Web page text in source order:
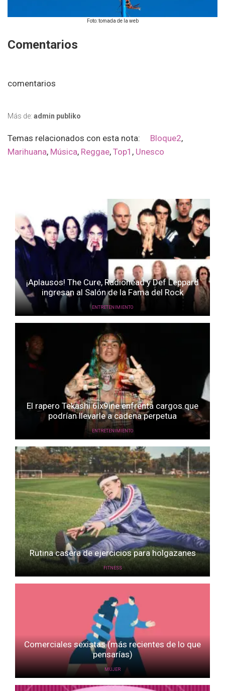
Foto: tomada de la web
Comentarios
comentarios
Más de: admin publiko
Temas relacionados con esta nota: Bloque2,
Marihuana, Música, Reggae, Top1 , Unesco
¡Aplausos! The Cure, Radiohead y Def Leppard
ingresan al Salón de la Fama del Rock
ENTRETENIMIENTO
El rapero Tekashi 6ix9ine enfrenta cargos que
podrían llevarle a cadena perpetua
ENTRETENIMIENTO
Rutina casera de ejercicios para holgazanes
FITNESS
Comerciales sexistas (más recientes de lo que
pensarías)
MUJER